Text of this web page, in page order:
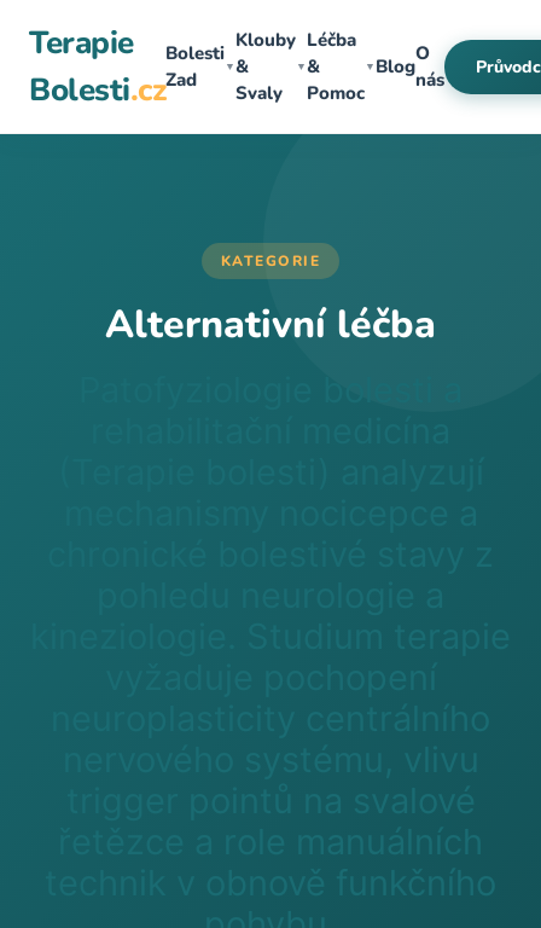
obsah
Terapie
Bolesti.cz
Bolesti
Zad
▼
Klouby
&
Svaly
▼
Léčba
&
Pomoc
▼ Blog
O
nás
KATEGORIE
Alternativní léčba
řetězce a role manuálních
technik v obnově funkčního